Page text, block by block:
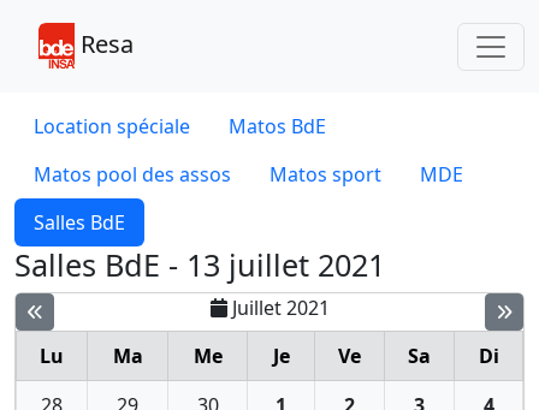
Resa
Location spéciale
Matos BdE
Matos pool des assos
Matos sport
MDE
Salles BdE
Salles BdE - 13 juillet 2021
Juillet 2021
Lu
Ma Me Je Ve Sa
Di